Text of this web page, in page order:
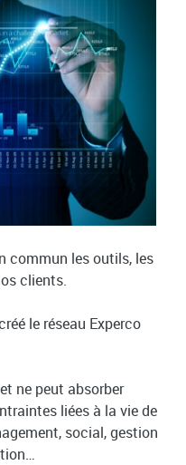
commun les outils, les
clients.
le réseau Experco
ne peut absorber
liées à la vie de
social, gestion